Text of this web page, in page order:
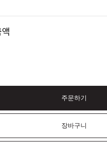
주문하기
장바구니